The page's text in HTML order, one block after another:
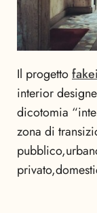
Il progetto
interior
dicotomia
zona di